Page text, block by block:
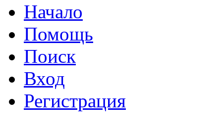
Начало
Помощь
Поиск
Вход
Регистрация